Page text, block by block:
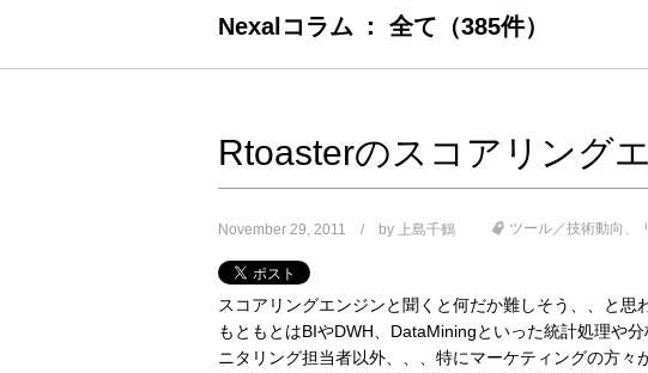
Nexalコラム 全て（385件）
Rtoasterのスコアリング
November 29, 2011 by 上島千鶴 ツール／技術動向
スコアリングエンジンと聞くと何だか難しそう、、と思
もともとはBIやDWH、DataMiningといった統計処理や
ニタリング担当者以外、、、特にマーケティングの方々